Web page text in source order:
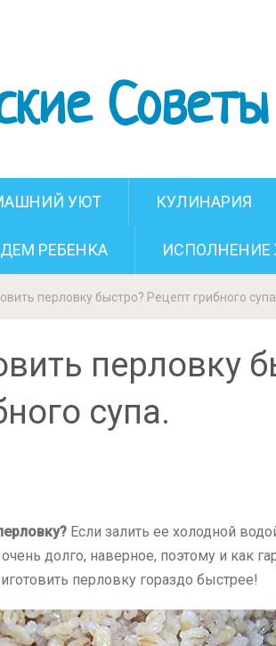
УЮТ КУЛИНАРИЯ
РЕБЕНКА
перловку быстро? Рецепт грибного супа.
перловку
супа.
Если залить ее холодной
долго, наверное, поэтому и как
перловку гораздо быстрее!